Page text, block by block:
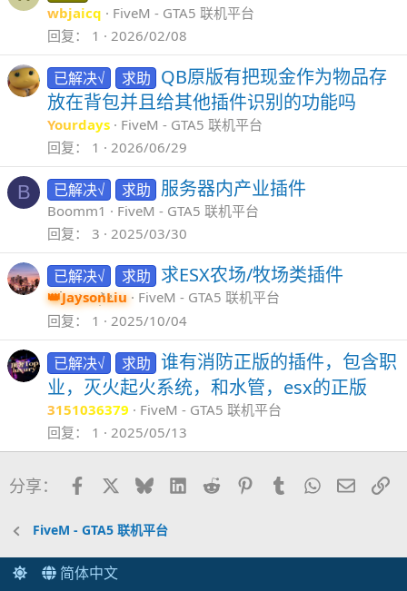
wbjaicq
FiveM - GTA5 联机平台
回复
1 2026/02/08
已解决√ 求助 QB原版有把现金作为物品存
放在背包并且给其他插件识别的功能吗
Yourdays
FiveM - GTA5 联机平台
回复
1 2026/06/29
B 已解决√ 求助 服务器内产业插件
Boomm1
FiveM - GTA5 联机平台
回复
3 2025/03/30
已解决√ 求助 求ESX农场/牧场类插件
JaysonLiu
FiveM - GTA5 联机平台
回复
1 2025/10/04
已解决√ 求助 谁有消防正版的插件，包含职
业，灭火起火系统，和水管，esx的正版
3151036379
FiveM - GTA5 联机平台
回复
1 2025/05/13
分享： FacebookBlueskyLinkedIn
Reddit PinterestTumblrWhatsApp
邮件
FiveM - GTA5 联机平台
简体中文